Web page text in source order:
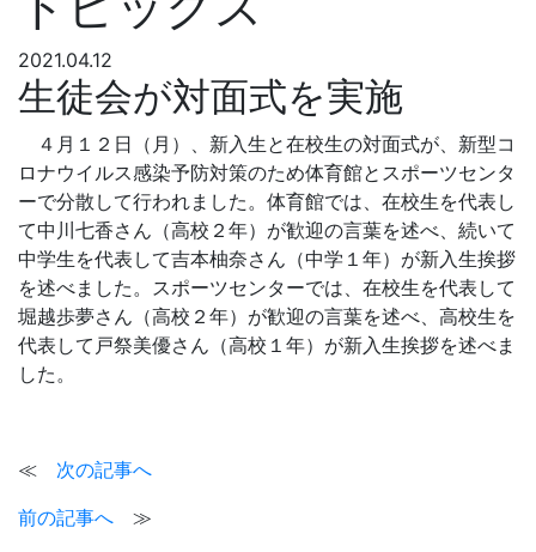
2021.04.12
生徒会が対面式を実施
４月１２日（月）、新入生と在校生の対面式が、新型コ
ロナウイルス感染予防対策のため体育館とスポーツセンタ
ーで分散して行われました。体育館では、在校生を代表し
て中川七香さん（高校２年）が歓迎の言葉を述べ、続いて
中学生を代表して吉本柚奈さん（中学１年）が新入生挨拶
を述べました。スポーツセンターでは、在校生を代表して
堀越歩夢さん（高校２年）が歓迎の言葉を述べ、高校生を
代表して戸祭美優さん（高校１年）が新入生挨拶を述べま
した。
≪ 次の記事へ
前の記事へ ≫